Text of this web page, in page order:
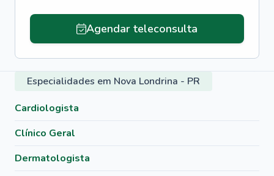
Agendar teleconsulta
Especialidades em Nova Londrina - PR
Cardiologista
Clínico Geral
Dermatologista